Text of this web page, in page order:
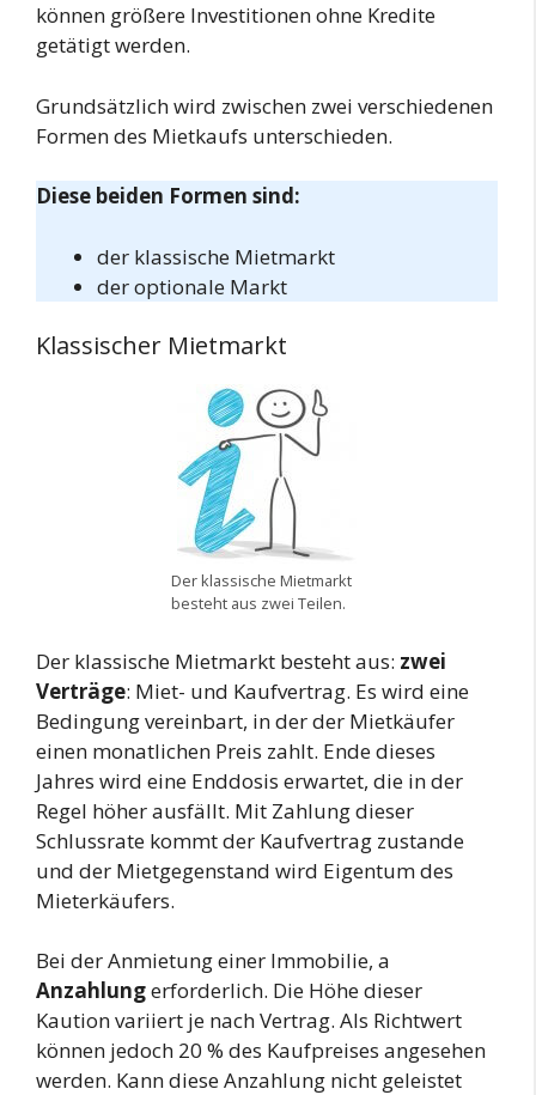
können größere Investitionen ohne Kredite
getätigt werden.
Grundsätzlich wird zwischen zwei verschiedenen
Formen des Mietkaufs unterschieden.
Diese beiden Formen sind:
der klassische Mietmarkt
der optionale Markt
Klassischer Mietmarkt
Der klassische Mietmarkt
besteht aus zwei Teilen.
Der klassische Mietmarkt besteht aus: zwei
Verträge: Miet- und Kaufvertrag. Es wird eine
Bedingung vereinbart, in der der Mietkäufer
einen monatlichen Preis zahlt. Ende dieses
Jahres wird eine Enddosis erwartet, die in der
Regel höher ausfällt. Mit Zahlung dieser
Schlussrate kommt der Kaufvertrag zustande
und der Mietgegenstand wird Eigentum des
Mieterkäufers.
Bei der Anmietung einer Immobilie, a
Anzahlungerforderlich. Die Höhe dieser
Kaution variiert je nach Vertrag. Als Richtwert
können jedoch 20 % des Kaufpreises angesehen
werden. Kann diese Anzahlung nicht geleistet